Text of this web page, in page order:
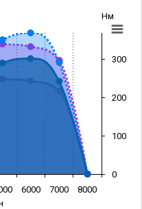
Нм
6000 7000 8000
0
100
200
300